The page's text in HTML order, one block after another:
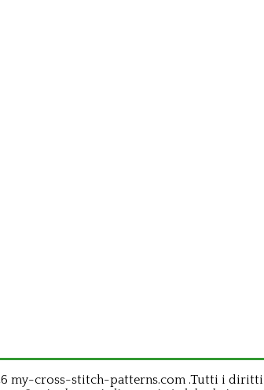
my-cross-stitch-patterns.com .Tutti i